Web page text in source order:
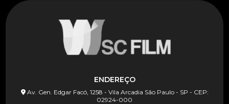
ENDEREÇO
Av. Gen. Edgar Facó, 1258 - Vila Arcadia São Paulo - SP - CEP:
02924-000